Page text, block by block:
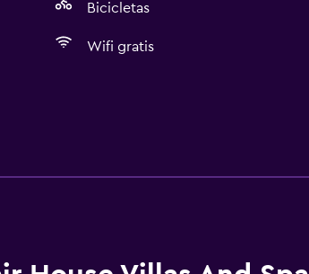
Bicicletas
Wifi gratis